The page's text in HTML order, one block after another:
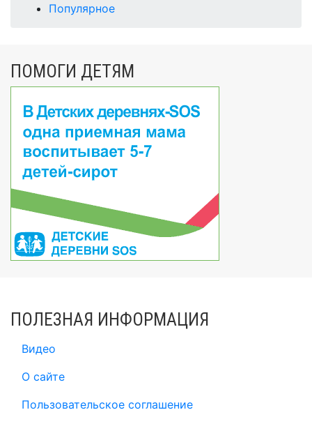
Популярное
ПОМОГИ ДЕТЯМ
ПОЛЕЗНАЯ ИНФОРМАЦИЯ
Видео
О сайте
Пользовательское соглашение